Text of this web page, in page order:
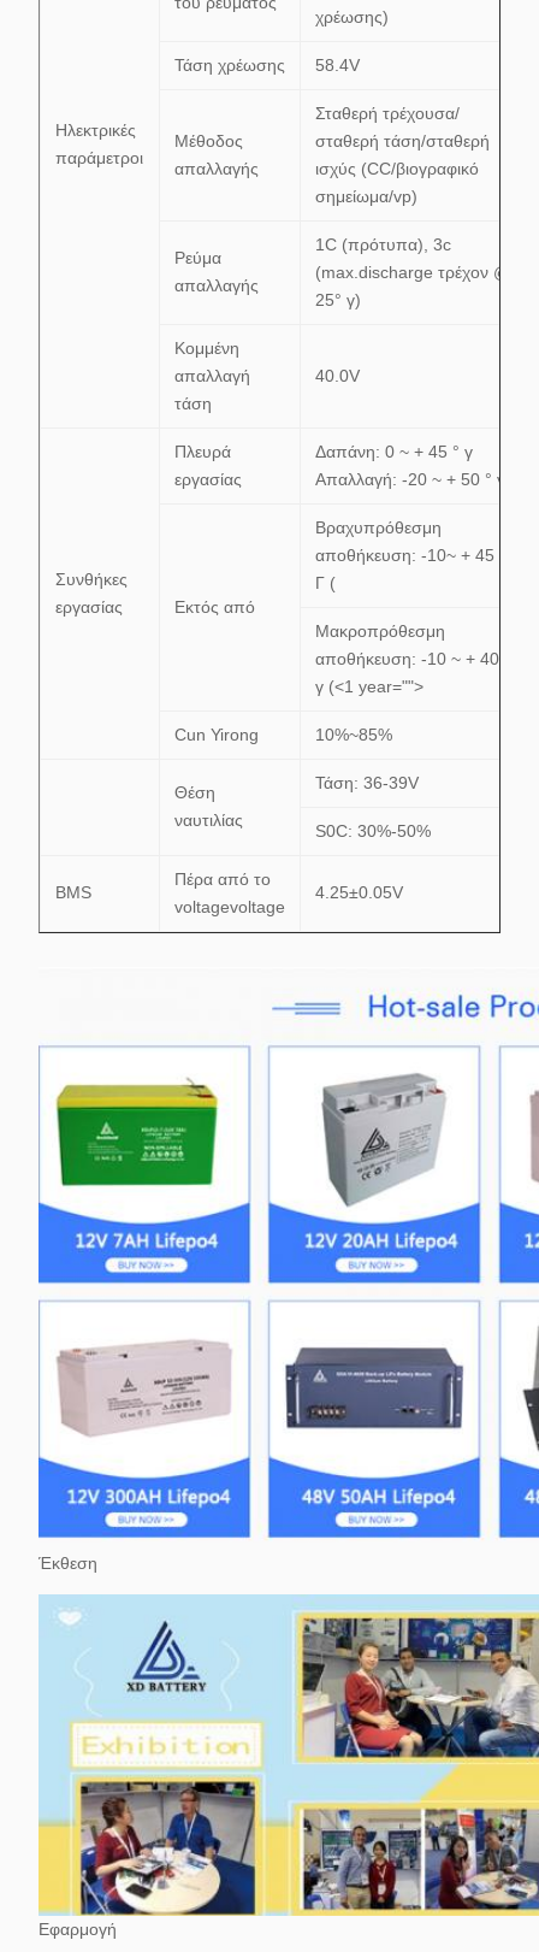
Ηλεκτρικές
παράμετροι
χρέωσης)
Τάση χρέωσης 58.4V
Μέθοδος
απαλλαγής
Σταθερή τρέχουσα/
σταθερή τάση/σταθερή
ισχύς (CC/βιογραφικό
σημείωμα/vp)
Ρεύμα
απαλλαγής
1C (πρότυπα), 3c
(max.discharge τρέχον @
25° γ)
Κομμένη
απαλλαγή
τάση
40.0V
Συνθήκες
εργασίας
Πλευρά
εργασίας
Δαπάνη: 0 ~ + 45 ° γ
Απαλλαγή: -20 ~ + 50 ° γ
Εκτός από
Βραχυπρόθεσμη
αποθήκευση: -10~ + 45 °
Γ (
Μακροπρόθεσμη
αποθήκευση: -10 ~ + 40 °
γ (<1 year="">
Cun Yirong 10%~85%
Θέση
ναυτιλίας
Τάση: 36-39V
S0C: 30%-50%
BMS
Πέρα από το
voltagevoltage
4.25±0.05V
Έκθεση
Εφαρμογή